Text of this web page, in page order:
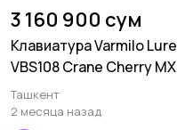
3 160 900 сум
Клавиатура Varmilo Lure
VBS108 Crane Cherry MX
Silent Red, UA
Ташкент
2 месяца назад